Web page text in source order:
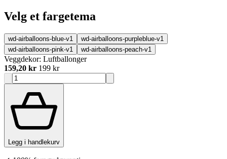
Velg et fargetema
wd-airballoons-blue-v1
wd-airballoons-purpleblue-v1
wd-airballoons-pink-v1
wd-airballoons-peach-v1
Veggdekor: Luftballonger
159,20 kr 199 kr
Legg i handlekurv